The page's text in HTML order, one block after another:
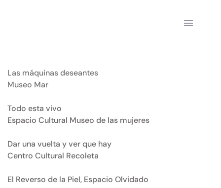
Las máquinas deseantes
Museo Mar
Todo esta vivo
Espacio Cultural Museo de las mujeres
Dar una vuelta y ver que hay
Centro Cultural Recoleta
El Reverso de la Piel, Espacio Olvidado